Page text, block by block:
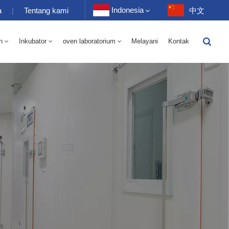
| Tentang kami Indonesia
Français
Português
中文
Inkubator oven laboratorium Melayani Kontak